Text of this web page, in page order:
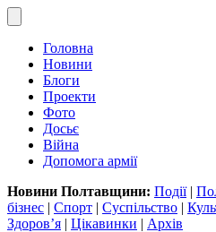
Головна
Новини
Блоги
Проекти
Фото
Досьє
Війна
Допомога армії
Новини Полтавщини: Події|
бізнес | Спорт | Суспільство |
Здоров’я | Цікавинки | Архів